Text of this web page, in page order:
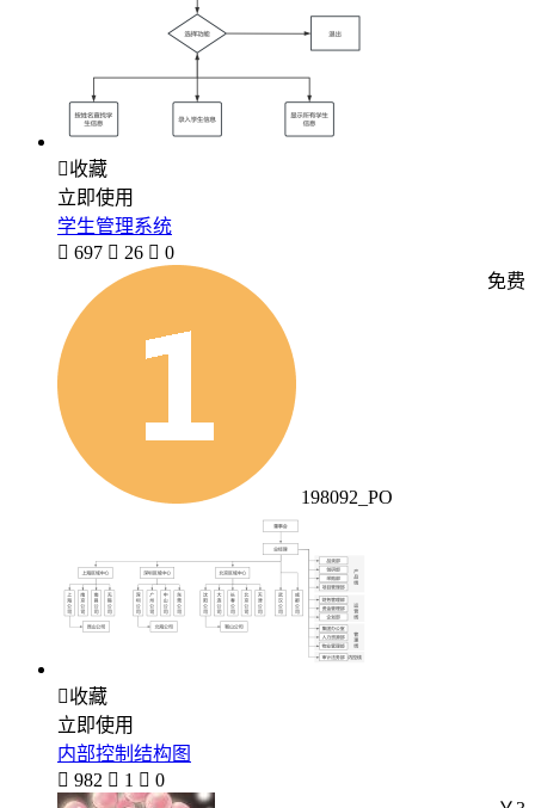
收藏
立即使用
学生管理系统
 697  26  0
198092_PO
免费
收藏
立即使用
内部控制结构图
 982  1  0